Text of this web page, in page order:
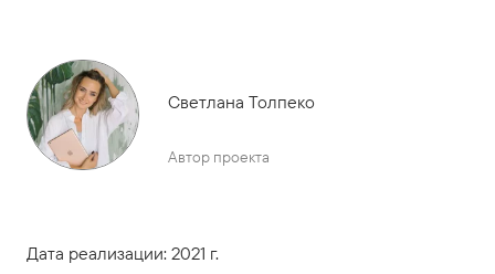
Светлана Толпеко
Автор проекта
Дата реализации: 2021 г.